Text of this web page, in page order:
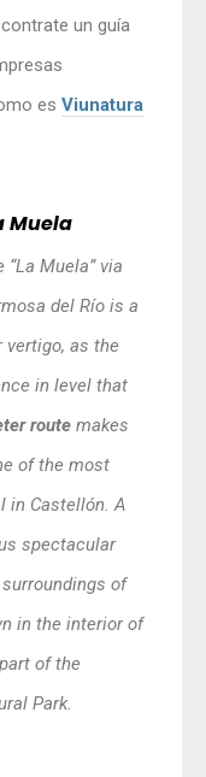
un guía
esViunatura
Muela
“La Muela” via
del Río is a
vertigo, as the
in level that
route makes
of the most
in Castellón. A
spectacular
of
in the interior of
of the
Park.